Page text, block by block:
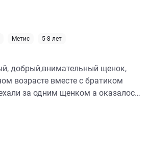
Метис 5-8 лет
добрый,внимательный щенок,
возрасте вместе с братиком
одним щенком а оказалось
в надёжных руках. Второй и